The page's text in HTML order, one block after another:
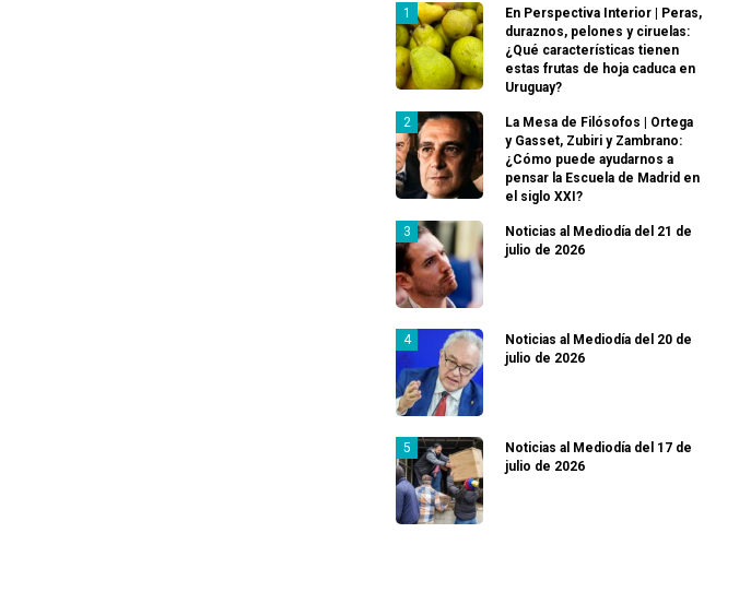
En Perspectiva Interior | Peras,
duraznos, pelones y ciruelas:
¿Qué características tienen
estas frutas de hoja caduca en
Uruguay?
La Mesa de Filósofos | Ortega
y Gasset, Zubiri y Zambrano:
¿Cómo puede ayudarnos a
pensar la Escuela de Madrid en
el siglo XXI?
Noticias al Mediodía del 21 de
julio de 2026
Noticias al Mediodía del 20 de
julio de 2026
Noticias al Mediodía del 17 de
julio de 2026